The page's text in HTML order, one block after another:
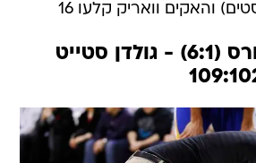
סטיב נאש (11 אסיסטים) והאקים וואריק קלעו 16
טורונטו ראפטורס (6:1) - גולדן סטייט